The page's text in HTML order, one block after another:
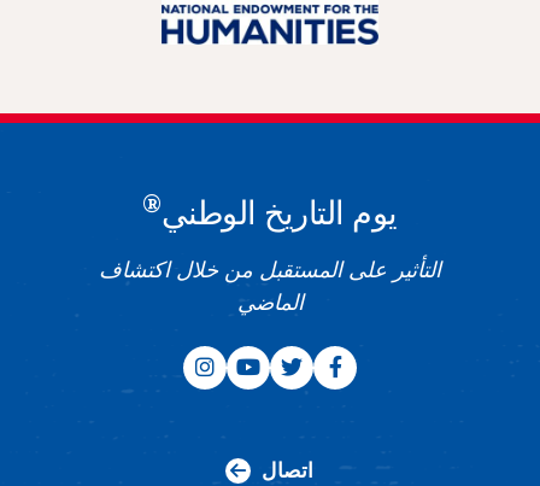
يوم التاريخ الوطني®
التأثير على المستقبل من خلال اكتشاف
الماضي
اتصال